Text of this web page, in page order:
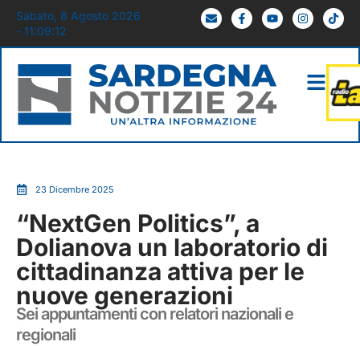
Sabato, 8 Agosto 2026
- 11:09:13
23 Dicembre 2025
“NextGen Politics”, a
Dolianova un laboratorio di
cittadinanza attiva per le
nuove generazioni
Sei appuntamenti con relatori nazionali e
regionali